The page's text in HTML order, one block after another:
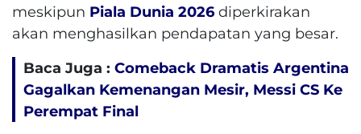
meskipun Piala Dunia 2026 diperkirakan
akan menghasilkan pendapatan yang besar.
Baca Juga : Comeback Dramatis Argentina
Gagalkan Kemenangan Mesir, Messi CS Ke
Perempat Final